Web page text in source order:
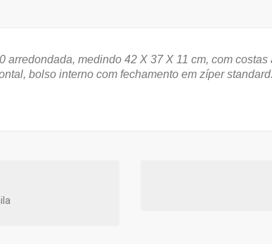
arredondada, medindo 42 X 37 X 11 cm, com
bolso interno com fechamento em zíper standard.